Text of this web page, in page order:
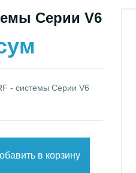
Серии V6
- системы Серии V6
в корзину